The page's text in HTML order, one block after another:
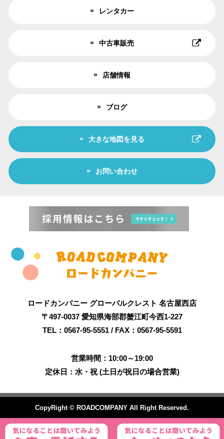
レンタカー
中古車販売
店舗情報
ブログ
大きな地図を見る
お問い合わせ
ロードカンパニー グローバルクレスト 名古屋西店
〒497-0037 愛知県海部郡蟹江町今西1-227
TEL：0567-95-5551 / FAX：0567-95-5591
営業時間：10:00～19:00
定休日：水・祝 (土日が祝日の場合営業)
CopyRight © ROADCOMPANY All Right Reserved.